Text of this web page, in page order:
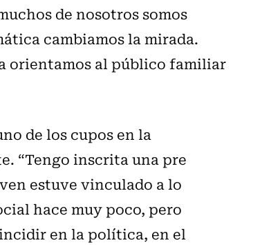
de nosotros somos
cambiamos la mirada.
orientamos al público familiar
de los cupos en la
“Tengo inscrita una pre
estuve vinculado a lo
hace muy poco, pero
en la política, en el